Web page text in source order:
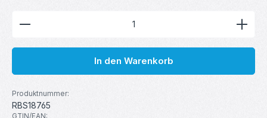
Produkt Anzahl: Gib den gewünschten Wert ein
In den Warenkorb
Produktnummer:
RBS18765
GTIN/EAN: